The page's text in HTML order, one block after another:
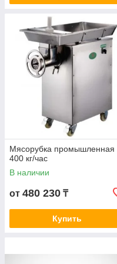
Мясорубка промышленная
400 кг/час
В наличии
от 480 230 ₸
Купить